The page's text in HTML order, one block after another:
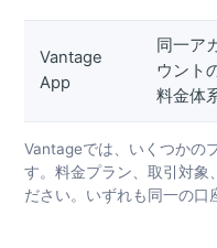
Vantage
App
同一ア
ウント
料金体
Vantageでは、いくつかの
す。料金プラン、取引対象
ださい。いずれも同一の口